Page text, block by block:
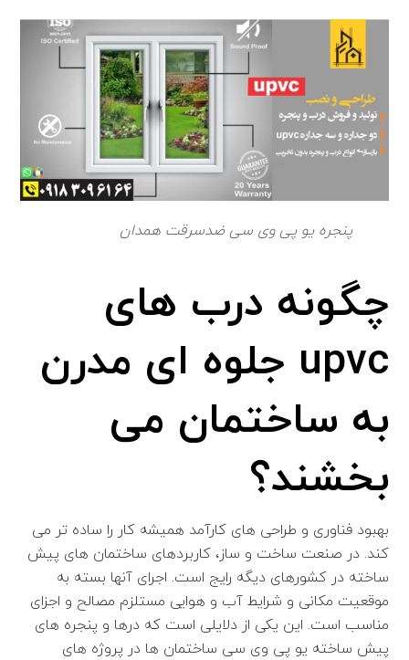
پنجره یو پی وی سی ضدسرقت همدان
چگونه درب های
upvc جلوه ای مدرن
به ساختمان می
بخشند؟
بهبود فناوری و طراحی های کارآمد همیشه کار را ساده تر می
کند. در صنعت ساخت و ساز، کاربردهای ساختمان های پیش
ساخته در کشورهای دیگه رایج است. اجرای آنها بسته به
موقعیت مکانی و شرایط آب و هوایی مستلزم مصالح و اجزای
مناسب است. این یکی از دلایلی است که درها و پنجره های
پیش ساخته یو پی وی سی ساختمان ها در پروژه های